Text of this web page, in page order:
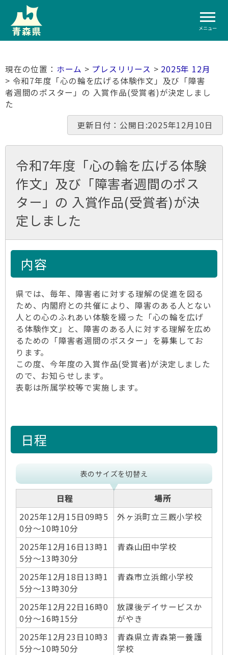
メニュー
ホーム > プレスリリース > 2025年 12月
> 令和7年度「心の輪を広げる体験作文」及び「障害
者週間のポスター」の 入賞作品(受賞者)が決定しまし
た
更新日付：公開日:2025年12月10日
令和7年度「心の輪を広げる体験
作文」及び「障害者週間のポス
ター」の 入賞作品(受賞者)が決
定しました
内容
県では、毎年、障害者に対する理解の促進を図る
ため、内閣府との共催により、障害のある人とない
人との心のふれあい体験を綴った「心の輪を広げ
る体験作文」と、障害のある人に対する理解を広め
るための「障害者週間のポスター」を募集してお
ります。
この度、今年度の入賞作品(受賞者)が決定しました
ので、お知らせします。
表彰は所属学校等で実施します。
日程
表のサイズを切替え
日程
場所
2025年12月15日09時5
0分～10時10分
外ヶ浜町立三厩小学校
2025年12月16日13時1
5分～13時30分
青森山田中学校
2025年12月18日13時1
5分～13時30分
青森市立浜館小学校
2025年12月22日16時0
0分～16時15分
放課後デイサービスか
がやき
2025年12月23日10時3
5分～10時50分
青森県立青森第一養護
学校